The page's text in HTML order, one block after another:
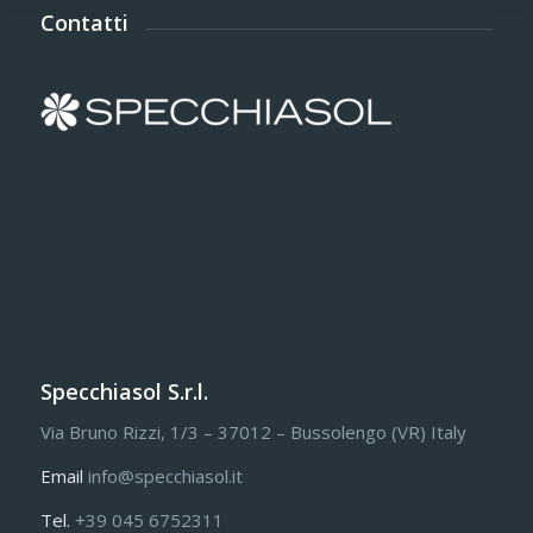
Contatti
Specchiasol S.r.l.
Via Bruno Rizzi, 1/3 – 37012 – Bussolengo (VR) Italy
Email info@specchiasol.it
Tel. +39 045 6752311